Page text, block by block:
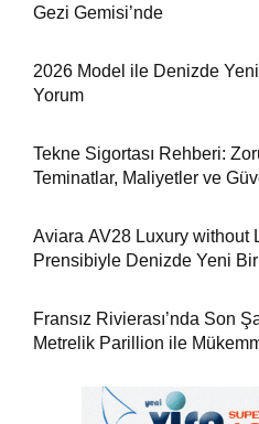
Gezi Gemisi’nde
2026 Model ile Denizde
Yorum
Tekne Sigortası Rehberi:
Teminatlar, Maliyetler ve
Aviara AV28 Luxury without
Prensibiyle Denizde Yeni
Fransız Rivierası’nda Son
Metrelik Parillion ile